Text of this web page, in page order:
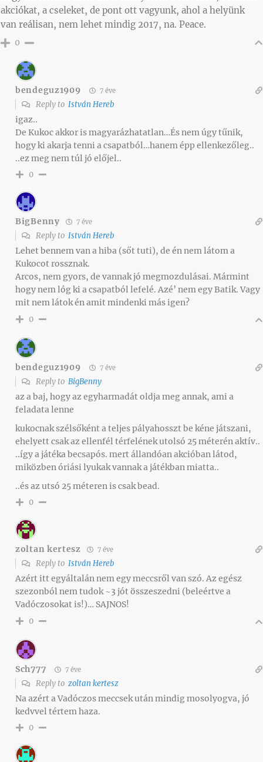
akciókat, a cseleket, de pont ott vagyunk, ahol a helyünk
van reálisan, nem lehet mindig 2017, na. Peace.
0
bendeguz1909 7 éve
Reply to István Hereb
igaz..
De Kukoc akkor is magyarázhatatlan…És nem úgy tűnik,
hogy ki akarja tenni a csapatból…hanem épp ellenkezőleg..
..ez meg nem túl jó előjel..
0
BigBenny 7 éve
Reply to István Hereb
Lehet bennem van a hiba (sőt tuti), de én nem látom a
Kukocot rossznak.
Arcos, nem gyors, de vannak jó megmozdulásai. Mármint
hogy nem lóg ki a csapatból lefelé. Azé’ nem egy Batik. Vagy
mit nem látok én amit mindenki más igen?
0
bendeguz1909 7 éve
Reply to BigBenny
az a baj, hogy az egyharmadát oldja meg annak, ami a
feladata lenne
kukocnak szélsőként a teljes pályahosszt be kéne játszani,
ehelyett csak az ellenfél térfelének utolsó 25 méterén aktív..
..így a játéka becsapós. mert állandóan akcióban látod,
miközben óriási lyukak vannak a játékban miatta..
..és az utsó 25 méteren is csak bead.
0
zoltan kertesz 7 éve
Reply to István Hereb
Azért itt egyáltalán nem egy meccsről van szó. Az egész
szezonból nem tudok ~3 jót összeszedni (beleértve a
Vadóczosokat is!)… SAJNOS!
0
Sch777 7 éve
Reply to zoltan kertesz
Na azért a Vadóczos meccsek után mindig mosolyogva, jó
kedvvel tértem haza.
0